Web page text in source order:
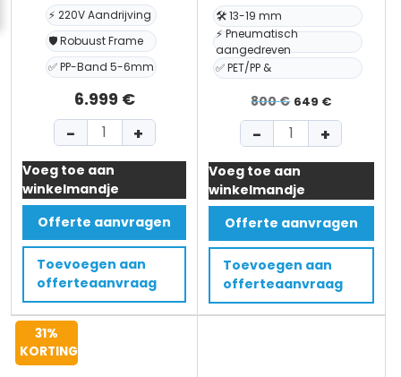
0,6-1,0 mm, frame –
breedte 850mm, hoogte
800mm
⚡ 220V Aandrijving
🛡️ Robuust Frame
✅ PP-Band 5-6mm
6.999 €
Automatische
verbindingsmachine
met
transportband
–
HIPO
ULTRA-
B,
220V,
voor
PP-
band
− +
Voeg toe aan
winkelmandje
Offerte aanvragen
Toevoegen aan
offerteaanvraag
🛠️ 13-19 mm
⚡ Pneumatisch
aangedreven
✅ PET/PP &
800€
prijs
was:
800 €.
649 €Huidige
prijs
is:
Pneumatische
omsnoeringsset
AIR19
13-
19
mm
PET/PP
+
PET-
band
− +
Voeg toe aan
winkelmandje
Offerte aanvragen
Toevoegen aan
offerteaanvraag
31%
KORTING